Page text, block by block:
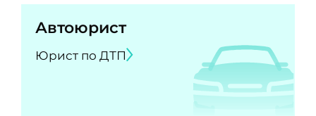
Автоюрист
Юрист по ДТП